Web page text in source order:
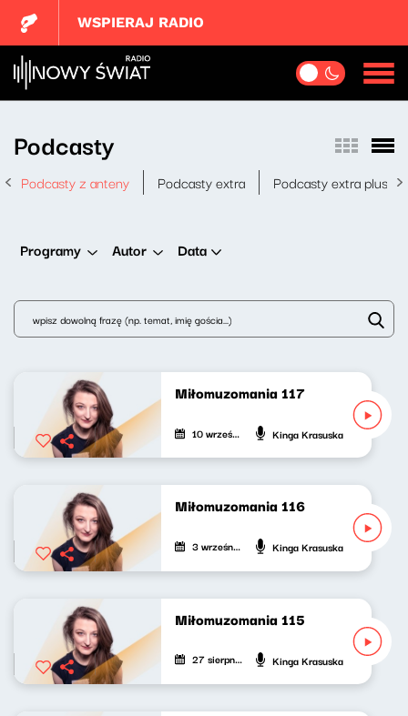
WSPIERAJ RADIO
Podcasty
Podcasty z anteny Podcasty extra Podcasty extra plus
Programy Autor Data
Miłomuzomania 117
10 września 2022 Kinga Krasuska
Miłomuzomania 116
3 września 2022 Kinga Krasuska
Miłomuzomania 115
27 sierpnia 2022 Kinga Krasuska